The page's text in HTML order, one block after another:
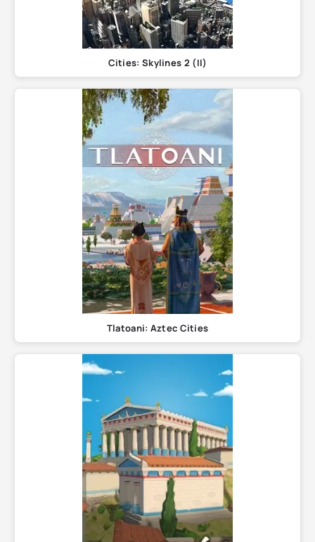
Cities: Skylines 2 (II)
Tlatoani: Aztec Cities